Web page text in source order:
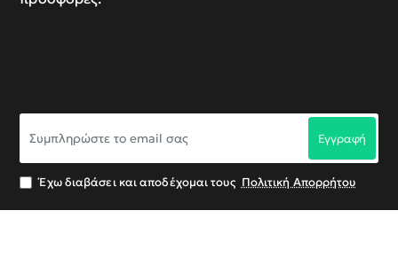
το
σας
Εγγραφή
Έχω διαβάσει και αποδέχομαι τους Πολιτική Απορρήτου